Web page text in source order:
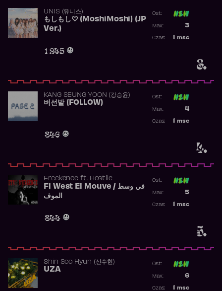
3.
UNIS (유니스)
もしもし♡ (MoshiMoshi) (JP
Ver.)
1 245
Ost:
3
Max:
msc
Czas:
4.
KANG SEUNG YOON (강승윤)
버선발 (FOLLOW)
846
Ost:
4
Max:
msc
Czas:
5.
Freekence ft. Hostile
Fi West El Mouve / في وسط
الموف
844
Ost:
5
Max:
msc
Czas:
Shin Soo Hyun (신수현)
UZA
Ost:
6
Max:
msc
Czas: